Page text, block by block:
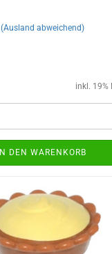
(Ausland abweichend)
inkl. 19%
IN DEN WARENKORB